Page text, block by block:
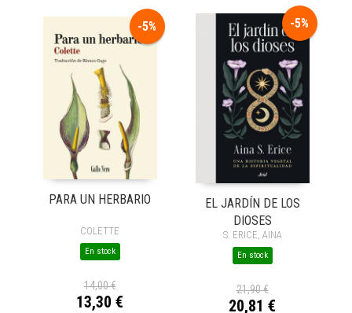
-5%
PARA UN HERBARIO
COLETTE
En stock
14,00 €
13,30 €
-5%
EL JARDÍN DE LOS
DIOSES
S. ERICE, AINA
En stock
21,90 €
20,81 €